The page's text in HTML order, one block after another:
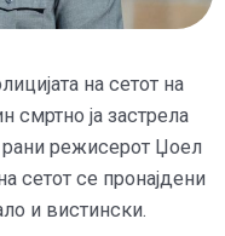
на сетот на
смртно ја застрела
рани режисерот Џоел
сетот се пронајдени
и вистински.